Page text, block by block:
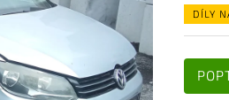
DÍLY